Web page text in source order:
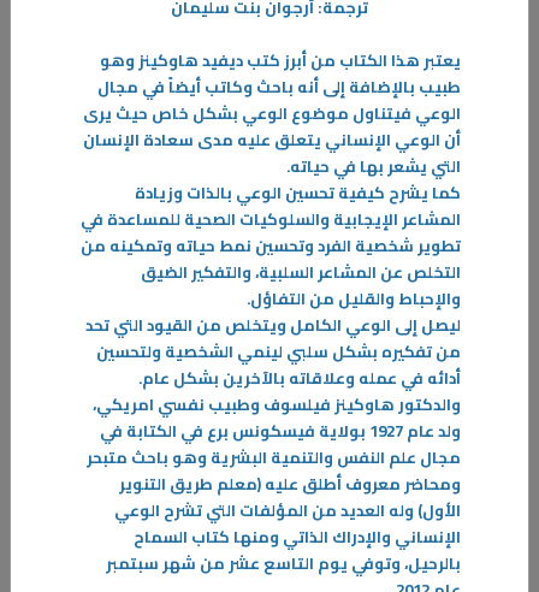
كن مهووساً أو كن مرؤوساً
يمكن أن تصبح ناجحاً دون أن تكون مهووساً ، لكنك لن تصل إلى مستويات
النجاح الباهرة دون هوس ، لأن الهوس هو العامل المشترك الوحيد بين
الأشخاص الموجودين في القمة
ترجمة: أرجوان بنت سليمان
يعتبر هذا الكتاب من أبرز كتب ديفيد هاوكينز وهو
طبيب بالإضافة إلى أنه باحث وكاتب أيضاً في مجال
الوعي فيتناول موضوع الوعي بشكل خاص حيث يرى
أن الوعي الإنساني يتعلق عليه مدى سعادة الإنسان
التي يشعر بها في حياته.
كما يشرح كيفية تحسين الوعي بالذات وزيادة
المشاعر الإيجابية والسلوكيات الصحية للمساعدة في
تطوير شخصية الفرد وتحسين نمط حياته وتمكينه من
التخلص عن المشاعر السلبية، والتفكير الضيق
والإحباط والقليل من التفاؤل.
ليصل إلى الوعي الكامل ويتخلص من القيود التي تحد
من تفكيره بشكل سلبي لينمي الشخصية ولتحسين
أدائه في عمله وعلاقاته بالآخرين بشكل عام.
والدكتور هاوكينز فيلسوف وطبيب نفسي امريكي،
ولد عام 1927 بولاية فيسكونس برع في الكتابة في
مجال علم النفس والتنمية البشرية وهو باحث متبحر
ومحاضر معروف أطلق عليه (معلم طريق التنوير
الأول) وله العديد من المؤلفات التي تشرح الوعي
الإنساني والإدراك الذاتي ومنها كتاب السماح
بالرحيل، وتوفي يوم التاسع عشر من شهر سبتمبر